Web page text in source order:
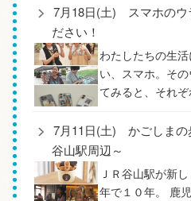
7月18日(土) スマホのウ
ださい！
わたしたちの生
い、スマホ。そ
てみると、それ
7月11日(土) かごしまの
谷山駅周辺～
ＪＲ谷山駅が新
年で１０年。 鹿